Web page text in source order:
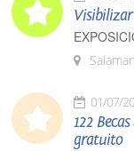
01/07/
122
gratuito